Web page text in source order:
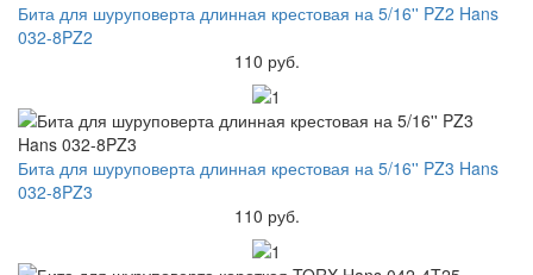
Бита для шуруповерта длинная крестовая на 5/16'' PZ2 Hans
032-8PZ2
110 руб.
Бита для шуруповерта длинная крестовая на 5/16'' PZ3 Hans
032-8PZ3
110 руб.